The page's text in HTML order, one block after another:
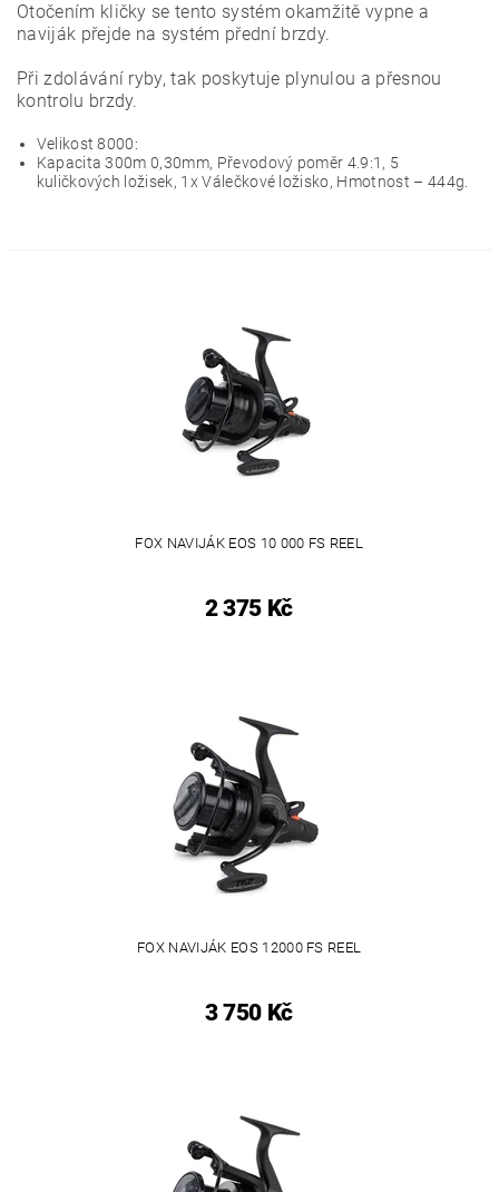
Otočením kličky se tento systém okamžitě vypne a
naviják přejde na systém přední brzdy.
Při zdolávání ryby, tak poskytuje plynulou a přesnou
kontrolu brzdy.
Velikost 8000:
Kapacita 300m 0,30mm, Převodový poměr 4.9:1, 5
kuličkových ložisek, 1x Válečkové ložisko, Hmotnost – 444g.
FOX NAVIJÁK EOS 10 000 FS REEL
2 375 Kč
FOX NAVIJÁK EOS 12000 FS REEL
3 750 Kč